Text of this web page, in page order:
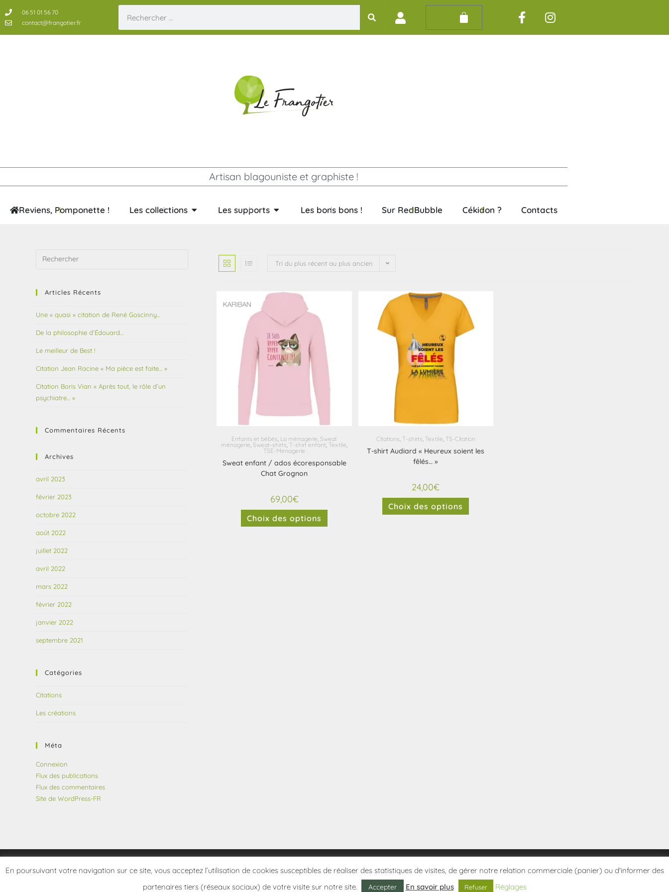
06 51 01 56 70
contact@frangotier.fr
Artisan blagouniste et graphiste !
Reviens, Pomponette ! Les collections Les supports Les bons bons ! Sur RedBubble Cékidon ? Contacts
Tri du plus récent au plus ancien
Enfants et bébés, La ménagerie, Sweat
ménagerie, Sweat-shirts, T-shirt enfant, Textile,
TSE-Menagerie
Sweat enfant / ados écoresponsable
Chat Grognon
69,00€
Choix des options
Citations, T-shirts, Textile, TS-Citation
T-shirt Audiard « Heureux soient les
fêlés… »
24,00€
Choix des options
Articles Récents
Une « quasi » citation de René Goscinny…
De la philosophie d’Édouard…
Le meilleur de Best !
Citation Jean Racine « Ma pièce est faite… »
Citation Boris Vian « Après tout, le rôle d’un
psychiatre… »
Commentaires Récents
Archives
avril 2023
février 2023
octobre 2022
août 2022
juillet 2022
avril 2022
mars 2022
février 2022
janvier 2022
septembre 2021
Catégories
Citations
Les créations
Méta
Connexion
Flux des publications
Flux des commentaires
Site de WordPress-FR
Politique de confidentialité
Copyright 2026 - frangotier.fr - Site développé par Le Frangotier
En poursuivant votre navigation sur ce site, vous acceptez l’utilisation de cookies susceptibles de réaliser des statistiques de visites, de gérer notre relation commerciale (panier) ou d'informer des
partenaires tiers (réseaux sociaux) de votre visite sur notre site.
Accepter En savoir plus Refuser Réglages